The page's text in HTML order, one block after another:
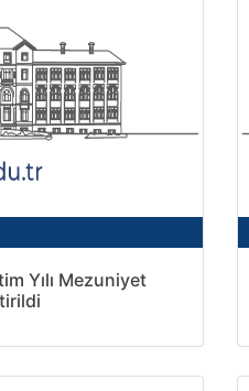
Yılı Mezuniyet